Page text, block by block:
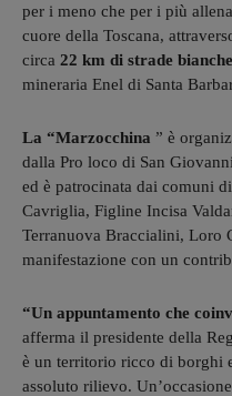
per i meno che per i più
cuore della Toscana,
circa 22 km di strade bianche
mineraria Enel di Santa
La “Marzocchina ” è
dalla Pro loco di San
ed è patrocinata dai comuni
Cavriglia, Figline Incisa
Terranuova Braccialini, Loro
manifestazione con un
“Un appuntamento che
afferma il presidente della
è un territorio ricco di borghi
assoluto rilievo.